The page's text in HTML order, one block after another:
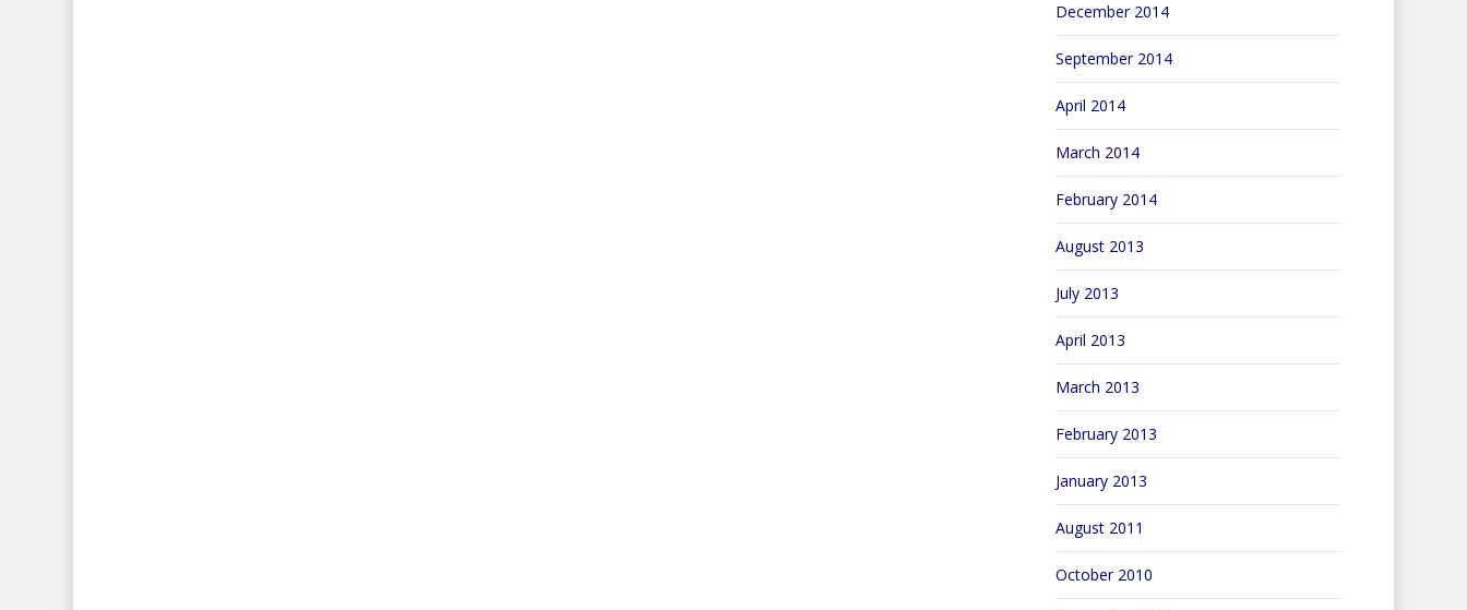
December 2014
September 2014
April 2014
March 2014
February 2014
August 2013
July 2013
April 2013
March 2013
February 2013
January 2013
August 2011
October 2010